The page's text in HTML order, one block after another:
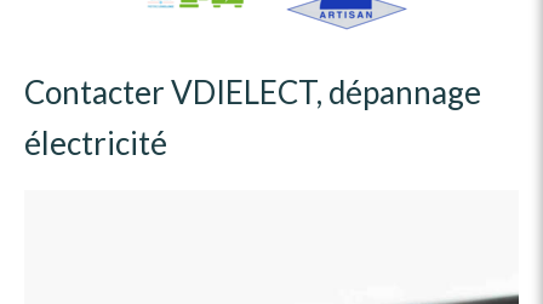
Contacter VDIELECT, dépannage
électricité